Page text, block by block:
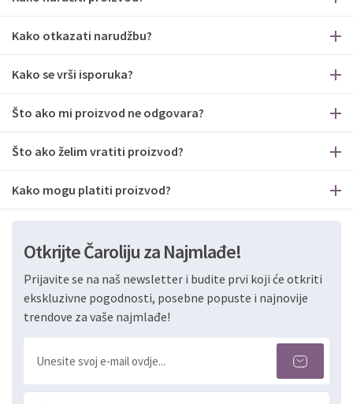
Kako otkazati narudžbu?
Kako se vrši isporuka?
Što ako mi proizvod ne odgovara?
Što ako želim vratiti proizvod?
Kako mogu platiti proizvod?
Otkrijte Čaroliju za Najmlađe!
Prijavite se na naš newsletter i budite prvi koji će otkriti
ekskluzivne pogodnosti, posebne popuste i najnovije
trendove za vaše najmlađe!